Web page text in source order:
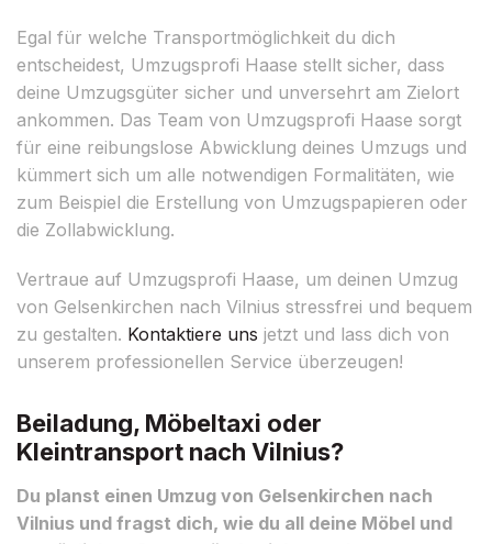
Egal für welche Transportmöglichkeit du dich
entscheidest, Umzugsprofi Haase stellt sicher, dass
deine Umzugsgüter sicher und unversehrt am Zielort
ankommen. Das Team von Umzugsprofi Haase sorgt
für eine reibungslose Abwicklung deines Umzugs und
kümmert sich um alle notwendigen Formalitäten, wie
zum Beispiel die Erstellung von Umzugspapieren oder
die Zollabwicklung.
Vertraue auf Umzugsprofi Haase, um deinen Umzug
von Gelsenkirchen nach Vilnius stressfrei und bequem
zu gestalten. Kontaktiere uns jetzt und lass dich von
unserem professionellen Service überzeugen!
Beiladung, Möbeltaxi oder
Kleintransport nach Vilnius?
Du planst einen Umzug von Gelsenkirchen nach
Vilnius und fragst dich, wie du all deine Möbel und